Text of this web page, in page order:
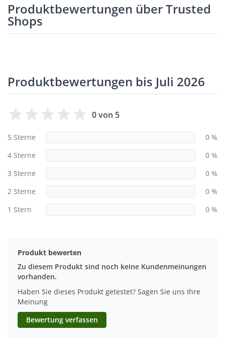
Produktbewertungen über Trusted
Shops
Produktbewertungen bis Juli 2026
0 von 5
5 Sterne
0 %
4 Sterne
0 %
3 Sterne
0 %
2 Sterne
0 %
1 Stern
0 %
Produkt bewerten
Zu diesem Produkt sind noch keine Kundenmeinungen
vorhanden.
Haben Sie dieses Produkt getestet? Sagen Sie uns Ihre
Meinung
Bewertung verfassen